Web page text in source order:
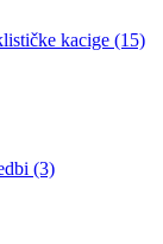
kacige (15)
(3)